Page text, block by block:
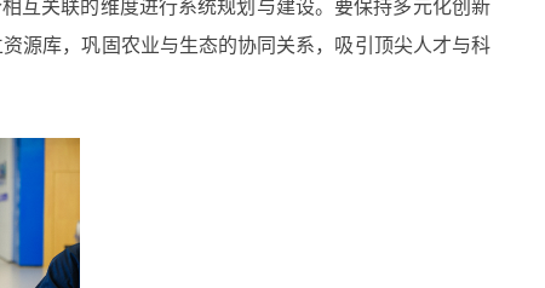
互关联的维度进行系统规划与建设。要保持多元化创新
源库，巩固农业与生态的协同关系，吸引顶尖人才与科